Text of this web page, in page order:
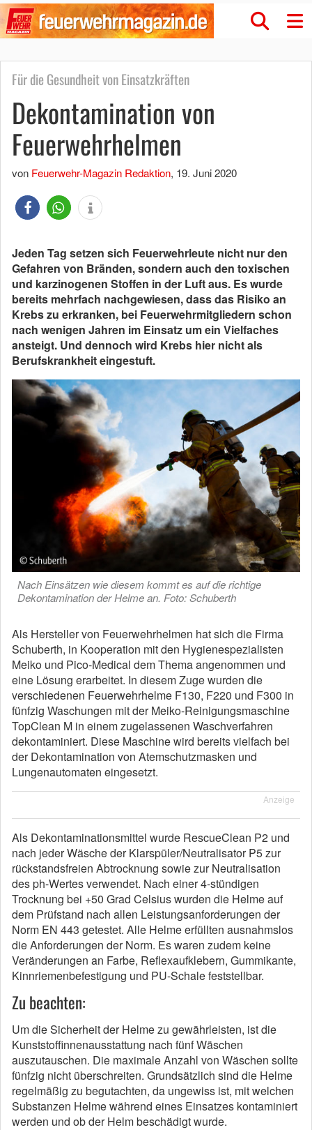
Für die Gesundheit von Einsatzkräften
Dekontamination von
Feuerwehrhelmen
von Feuerwehr-Magazin Redaktion, 19. Juni 2020
Jeden Tag setzen sich Feuerwehrleute nicht nur den
Gefahren von Bränden, sondern auch den toxischen
und karzinogenen Stoffen in der Luft aus. Es wurde
bereits mehrfach nachgewiesen, dass das Risiko an
Krebs zu erkranken, bei Feuerwehrmitgliedern schon
nach wenigen Jahren im Einsatz um ein Vielfaches
ansteigt. Und dennoch wird Krebs hier nicht als
Berufskrankheit eingestuft.
Nach Einsätzen wie diesem kommt es auf die richtige
Dekontamination der Helme an. Foto: Schuberth
Als Hersteller von Feuerwehrhelmen hat sich die Firma
Schuberth, in Kooperation mit den Hygienespezialisten
Meiko und Pico-Medical dem Thema angenommen und
eine Lösung erarbeitet. In diesem Zuge wurden die
verschiedenen Feuerwehrhelme F130, F220 und F300 in
fünfzig Waschungen mit der Meiko-Reinigungsmaschine
TopClean M in einem zugelassenen Waschverfahren
dekontaminiert. Diese Maschine wird bereits vielfach bei
der Dekontamination von Atemschutzmasken und
Lungenautomaten eingesetzt.
Anzeige
Als Dekontaminationsmittel wurde RescueClean P2 und
nach jeder Wäsche der Klarspüler/Neutralisator P5 zur
rückstandsfreien Abtrocknung sowie zur Neutralisation
des ph-Wertes verwendet. Nach einer 4-stündigen
Trocknung bei +50 Grad Celsius wurden die Helme auf
dem Prüfstand nach allen Leistungsanforderungen der
Norm EN 443 getestet. Alle Helme erfüllten ausnahmslos
die Anforderungen der Norm. Es waren zudem keine
Veränderungen an Farbe, Reflexaufklebern, Gummikante,
Kinnriemenbefestigung und PU-Schale feststellbar.
Zu beachten:
Um die Sicherheit der Helme zu gewährleisten, ist die
Kunststoffinnenausstattung nach fünf Wäschen
auszutauschen. Die maximale Anzahl von Wäschen sollte
fünfzig nicht überschreiten. Grundsätzlich sind die Helme
regelmäßig zu begutachten, da ungewiss ist, mit welchen
Substanzen Helme während eines Einsatzes kontaminiert
werden und ob der Helm beschädigt wurde.